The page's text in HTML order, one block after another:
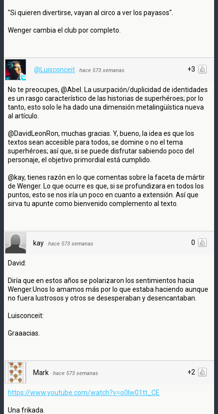
"Si quieren divertirse, vayan al circo a ver los payasos".
Wenger cambia el club por completo.
+3
@Luisconceit · hace 573 semanas
No te preocupes, @Abel. La usurpación/duplicidad de identidades
es un rasgo característico de las historias de superhéroes; por lo
tanto, esto solo le ha dado una dimensión metalingüística nueva
al artículo.
@DavidLeonRon, muchas gracias. Y, bueno, la idea es que los
textos sean accesible para todos, se domine o no el tema
superhéroes; así que, si se puede disfrutar sabiendo poco del
personaje, el objetivo primordial está cumplido.
@kay, tienes razón en lo que comentas sobre la faceta de mártir
de Wenger. Lo que ocurre es que, si se profundizara en todos los
puntos, esto se nos iría un poco en cuanto a extensión. Así que
sirva tu apunte como bienvenido complemento al texto.
0
kay · hace 573 semanas
David:
Diría que en estos años se polarizaron los sentimientos hacia
Wenger.Unos lo amamos más por lo que estaba haciendo aunque
no fuera lustrosos y otros se desesperaban y desencantaban.
Luisconceit:
Graaacias.
+2
Mark · hace 573 semanas
https://www.youtube.com/watch?v=o0Iw01tt_CE
Una frikada.